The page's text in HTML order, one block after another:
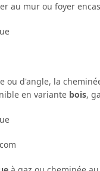
au mur ou foyer
ou d'angle, la
en variante bois,